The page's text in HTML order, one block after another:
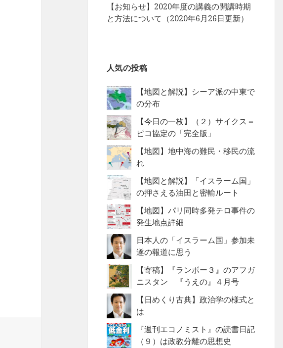
【お知らせ】2020年度の講義の開講時期
と方法について（2020年6月26日更新）
人気の投稿
【地図と解説】シーア派の中東で
の分布
【今日の一枚】（２）サイクス＝
ピコ協定の「完全版」
【地図】地中海の難民・移民の流
れ
【地図と解説】「イスラーム国」
の押さえる油田と密輸ルート
【地図】パリ同時多発テロ事件の
発生地点詳細
日本人の「イスラーム国」参加未
遂の報道に思う
【寄稿】『ランボー３』のアフガ
ニスタン 『うえの』４月号
【日めくり古典】政治学の様式と
は
『週刊エコノミスト』の読書日記
（９）は政教分離の思想史